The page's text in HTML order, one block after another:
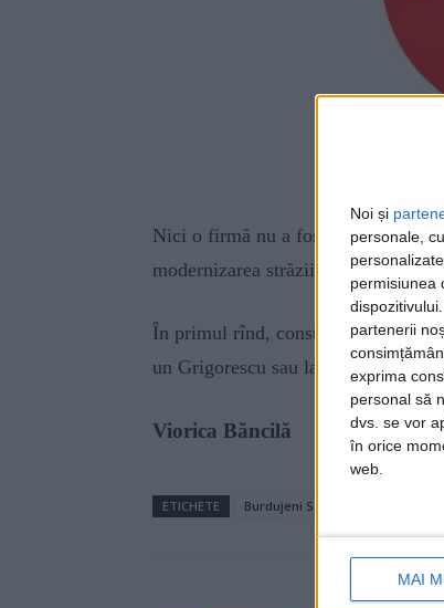
Noi și
personale,
permisiunea
partenerii
exprima
personal să
dvs. se vor
în orice
web.
MAI
Nici o firmă nu a fost interesată să
modernizarea străzii Pictor
În primul rînd, constructorii vor
un Grigorescu sau la un Băncilă,
Viorica Băncilă
ETICHETE Burdujeni Sat